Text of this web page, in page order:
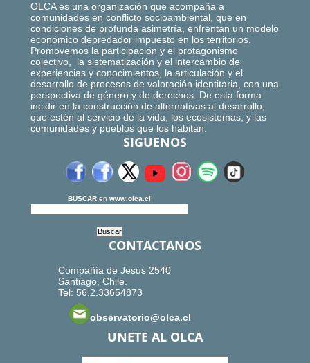
OLCA es una organización que acompaña a
comunidades en conflicto socioambiental, que en
condiciones de profunda asimetría, enfrentan un modelo
económico depredador impuesto en los territorios.
Promovemos la participación y el protagonismo
colectivo, la sistematización y el intercambio de
experiencias y conocimientos, la articulación y el
desarrollo de procesos de valoración identitaria, con una
perspectiva de género y de derechos. De esta forma
incidir en la construcción de alternativas al desarrollo,
que estén al servicio de la vida, los ecosistemas, y las
comunidades y pueblos que los habitan.
SIGUENOS
BUSCAR en www.olca.cl
CONTACTANOS
Compañía de Jesús 2540
Santiago, Chile.
Tel: 56.2.33654873
observatorio@olca.cl
UNETE AL OLCA